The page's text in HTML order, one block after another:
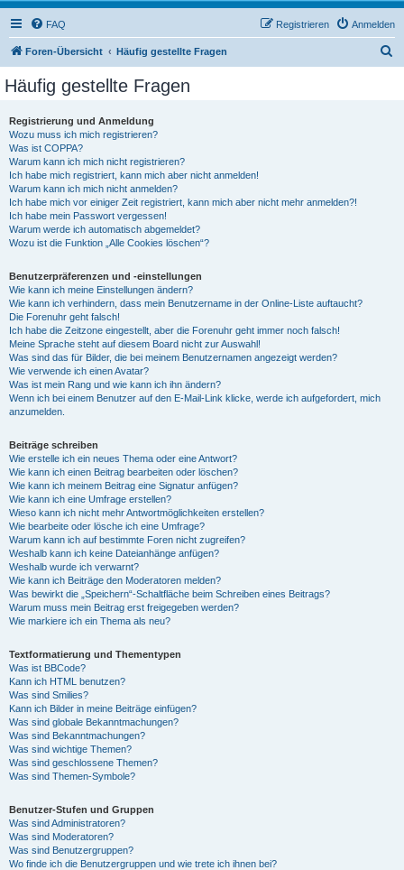
FAQ Anmelden
Registrieren
Foren-Übersicht Häufig gestellte Fragen
Häufig gestellte Fragen
Registrierung und Anmeldung
Wozu muss ich mich registrieren?
Was ist COPPA?
Warum kann ich mich nicht registrieren?
Ich habe mich registriert, kann mich aber nicht anmelden!
Warum kann ich mich nicht anmelden?
Ich habe mich vor einiger Zeit registriert, kann mich aber nicht mehr anmelden?!
Ich habe mein Passwort vergessen!
Warum werde ich automatisch abgemeldet?
Wozu ist die Funktion „Alle Cookies löschen“?
Benutzerpräferenzen und -einstellungen
Wie kann ich meine Einstellungen ändern?
Wie kann ich verhindern, dass mein Benutzername in der Online-Liste auftaucht?
Die Forenuhr geht falsch!
Ich habe die Zeitzone eingestellt, aber die Forenuhr geht immer noch falsch!
Meine Sprache steht auf diesem Board nicht zur Auswahl!
Was sind das für Bilder, die bei meinem Benutzernamen angezeigt werden?
Wie verwende ich einen Avatar?
Was ist mein Rang und wie kann ich ihn ändern?
Wenn ich bei einem Benutzer auf den E-Mail-Link klicke, werde ich aufgefordert, mich
anzumelden.
Beiträge schreiben
Wie erstelle ich ein neues Thema oder eine Antwort?
Wie kann ich einen Beitrag bearbeiten oder löschen?
Wie kann ich meinem Beitrag eine Signatur anfügen?
Wie kann ich eine Umfrage erstellen?
Wieso kann ich nicht mehr Antwortmöglichkeiten erstellen?
Wie bearbeite oder lösche ich eine Umfrage?
Warum kann ich auf bestimmte Foren nicht zugreifen?
Weshalb kann ich keine Dateianhänge anfügen?
Weshalb wurde ich verwarnt?
Wie kann ich Beiträge den Moderatoren melden?
Was bewirkt die „Speichern“-Schaltfläche beim Schreiben eines Beitrags?
Warum muss mein Beitrag erst freigegeben werden?
Wie markiere ich ein Thema als neu?
Textformatierung und Thementypen
Was ist BBCode?
Kann ich HTML benutzen?
Was sind Smilies?
Kann ich Bilder in meine Beiträge einfügen?
Was sind globale Bekanntmachungen?
Was sind Bekanntmachungen?
Was sind wichtige Themen?
Was sind geschlossene Themen?
Was sind Themen-Symbole?
Benutzer-Stufen und Gruppen
Was sind Administratoren?
Was sind Moderatoren?
Was sind Benutzergruppen?
Wo finde ich die Benutzergruppen und wie trete ich ihnen bei?